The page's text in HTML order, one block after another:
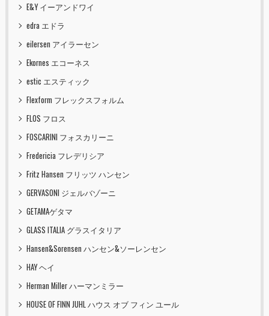
E&Y イーアンドワイ
edra エドラ
eilersen アイラーセン
Ekornes エコーネス
estic エスティック
Flexform フレックスフォルム
FLOS フロス
FOSCARINI フォスカリーニ
Fredericia フレデリシア
Fritz Hansen フリッツ ハンセン
GERVASONI ジェルバゾーニ
GETAMAゲタマ
GLASS ITALIA グラスイタリア
Hansen&Sorensen ハンセン&ソーレンセン
HAY ヘイ
Herman Miller ハーマンミラー
HOUSE OF FINN JUHL ハウス オブ フィン ユール